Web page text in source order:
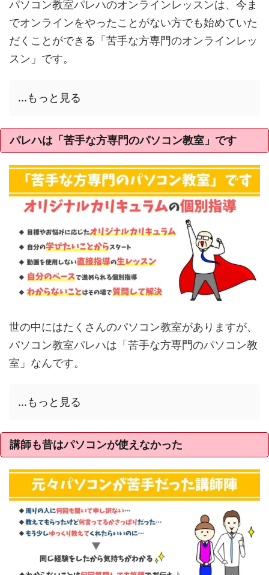
パソコン教室パレハのオンラインレッスンは、今ま
でオンラインをやったことがない方でも始めていた
だくことができる「苦手な方専門のオンラインレッ
スン」です。
...もっと見る
パレハは「苦手な方専門のパソコン教室」です
世の中にはたくさんのパソコン教室がありますが、
パソコン教室パレハは「苦手な方専門のパソコン教
室」なんです。
...もっと見る
講師も昔はパソコンが使えなかった